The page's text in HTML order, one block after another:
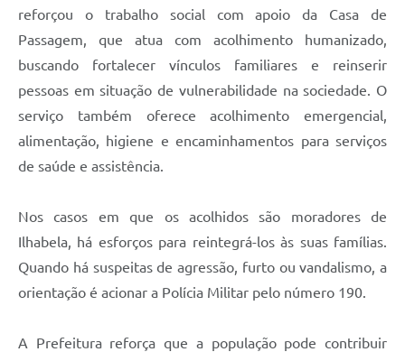
reforçou o trabalho social com apoio da Casa de
Passagem, que atua com acolhimento humanizado,
buscando fortalecer vínculos familiares e reinserir
pessoas em situação de vulnerabilidade na sociedade. O
serviço também oferece acolhimento emergencial,
alimentação, higiene e encaminhamentos para serviços
de saúde e assistência.
Nos casos em que os acolhidos são moradores de
Ilhabela, há esforços para reintegrá-los às suas famílias.
Quando há suspeitas de agressão, furto ou vandalismo, a
orientação é acionar a Polícia Militar pelo número 190.
A Prefeitura reforça que a população pode contribuir